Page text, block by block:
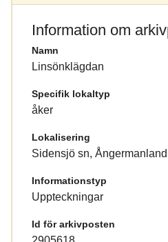
Information om
Namn
Linsönklägdan
Specifik lokaltyp
åker
Lokalisering
Sidensjö sn,
Informationstyp
Uppteckningar
Id för arkivposten